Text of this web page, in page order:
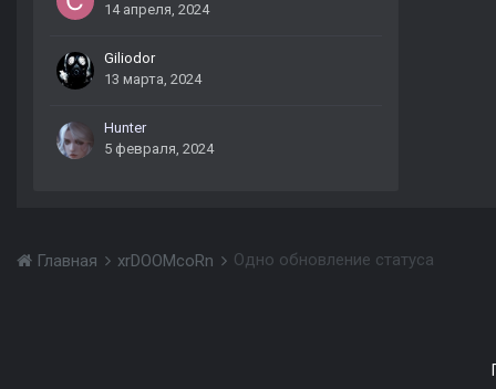
14 апреля, 2024
Giliodor
13 марта, 2024
Hunter
5 февраля, 2024
Главная xrDOOMcoRn Одно обновление статуса